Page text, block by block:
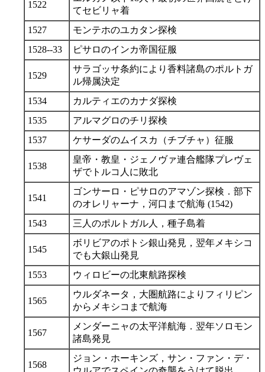
1522
てセビリャ着
1527
モンテホのユカタン探検
1528--33
ピサロのインカ帝国征服
1529
サラゴッサ条約により香料諸島のポルトガ
ル帰属決定
1534
カルティエのカナダ探検
1535
アルマグロのチリ探検
1537
ケサーダのムイスカ（チブチャ）征服
1538
皇帝・教皇・ジェノヴァ連合艦隊プレヴェ
ザでトルコ人に敗北
1541
ゴンサーロ・ピサロのアマゾン探検．部下
のオレリャーナ，河口まで航海 (1542)
1543
三人のポルトガル人，種子島着
1545
ボリビアのポトシ銀山発見，翌年メキシコ
でも大銀山発見
1553
ウィロビーの北東航路探検
1565
ウルダネータ，大圏航路によりフィリピン
からメキシコまで航海
1567
メンダーニャの太平洋航海．翌年ソロモン
諸島発見
1568
ジョン・ホーキンズ，サン・ファン・デ・